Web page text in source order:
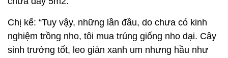
Chị kể: “Tuy vậy, những lần đầu, do chưa có kinh
nghiệm trồng nho, tôi mua trúng giống nho dại. Cây
sinh trưởng tốt, leo giàn xanh um nhưng hầu như